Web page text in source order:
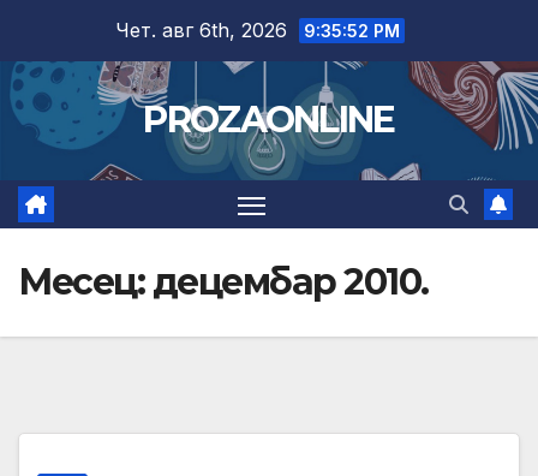
content
Чет. авг 6th, 2026 9:35:53 PM
PROZAONLINE
Месец:децембар 2010.